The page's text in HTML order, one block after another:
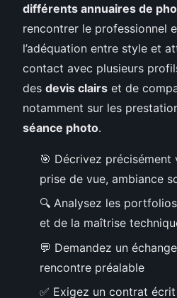
différents annuaires de
rencontrer le professionnel
l’adéquation entre style et
contact avec plusieurs
des devis clairs et de
notamment sur les
séance photo.
🎯 Décrivez
prise de vue, ambiance
🔍 Analysez les
et de la maîtrise
💬 Demandez un
rencontre préalable
✅ Exigez un contrat